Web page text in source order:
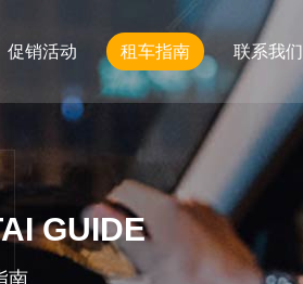
促销活动 租车指南 联系我们
GUIDE
南